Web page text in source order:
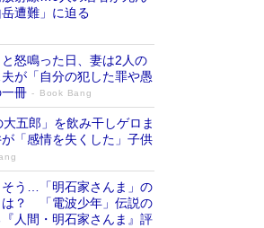
遭難」に迫る
と怒鳴った日、妻は2人の
が「自分の犯した罪や愚
冊
Book Bang
五郎」を飲み干しゲロま
「感情を失くした」子供
う…「明石家さんま」の
は？ 「電波少年」伝説の
人間・明石家さんま』評